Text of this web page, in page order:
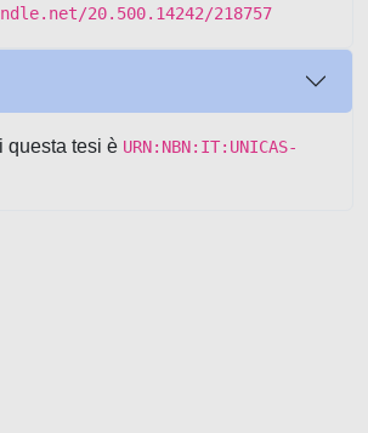
20.500.14242/218757
questa tesi è URN:NBN:IT:UNICAS-